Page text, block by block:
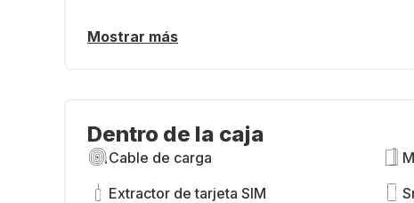
Mostrar más
Dentro de la caja
Cable de carga
Extractor de tarjeta SIM